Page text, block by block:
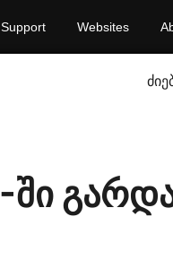
Support Websites